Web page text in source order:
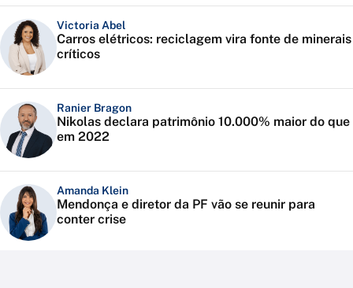
Victoria Abel
Carros elétricos: reciclagem vira fonte de minerais
críticos
Ranier Bragon
Nikolas declara patrimônio 10.000% maior do que
em 2022
Amanda Klein
Mendonça e diretor da PF vão se reunir para
conter crise